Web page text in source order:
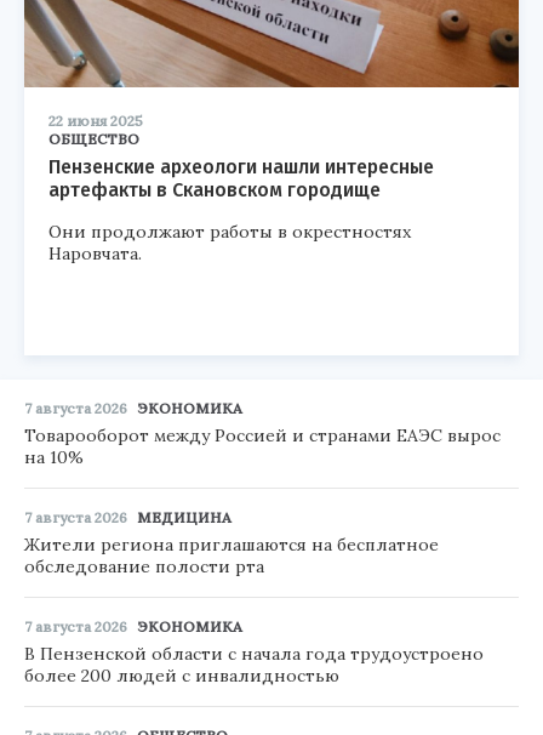
22 июня 2025
ОБЩЕСТВО
Пензенские археологи нашли интересные
артефакты в Скановском городище
Они продолжают работы в окрестностях
Наровчата.
7 августа 2026 ЭКОНОМИКА
Товарооборот между Россией и странами ЕАЭС вырос
на 10%
7 августа 2026 МЕДИЦИНА
Жители региона приглашаются на бесплатное
обследование полости рта
7 августа 2026 ЭКОНОМИКА
В Пензенской области с начала года трудоустроено
более 200 людей с инвалидностью